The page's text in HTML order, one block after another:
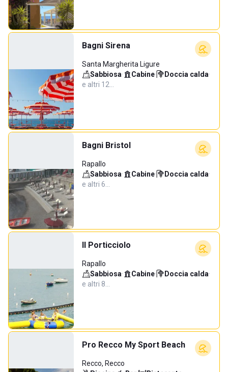
Bagni Sirena
Santa Margherita Ligure
Sabbiosa· Cabine· Doccia calda·
e altri 12…
Bagni Bristol
Rapallo
Sabbiosa· Cabine· Doccia calda·
e altri 6…
Il Porticciolo
Rapallo
Sabbiosa· Cabine· Doccia calda·
e altri 8…
Pro Recco My Sport Beach
Recco, Recco